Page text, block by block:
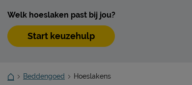
Welk hoeslaken past bij jou?
Start keuzehulp
Beddengoed Hoeslakens